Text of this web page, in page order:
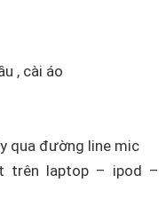
, cài áo
qua đường line mic
trên laptop – ipod –